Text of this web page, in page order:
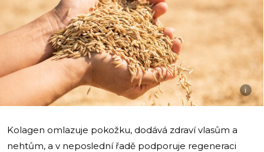
i
Kolagen omlazuje pokožku, dodává zdraví vlasům a
nehtům, a v neposlední řadě podporuje regeneraci